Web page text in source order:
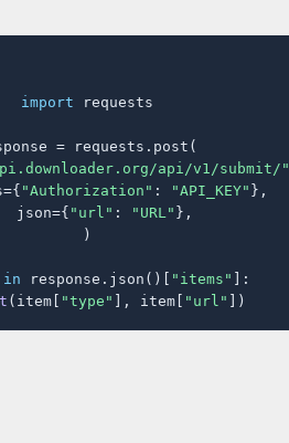
import requests
= requests.post(
api/v1/submit/"
"Authorization" : "API_KEY" },
json={
"url" : "URL" },
)
in response.json()[ "items" ]:
(item[ "type" ], item[ "url" ])